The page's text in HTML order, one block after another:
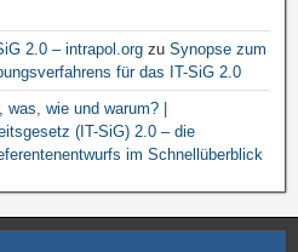
2.0 – intrapol.org zu Synopse zum
für das IT-SiG 2.0
wie und warum? |
(IT-SiG) 2.0 – die
im Schnellüberblick